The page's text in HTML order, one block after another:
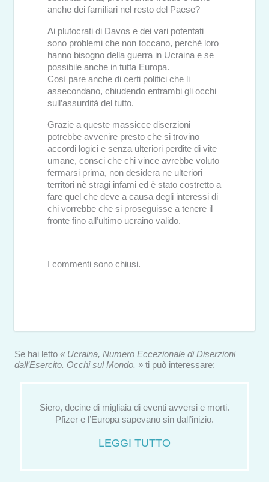
anche dei familiari nel resto del Paese?
Ai plutocrati di Davos e dei vari potentati
sono problemi che non toccano, perchè loro
hanno bisogno della guerra in Ucraina e se
possibile anche in tutta Europa.
Così pare anche di certi politici che li
assecondano, chiudendo entrambi gli occhi
sull’assurdità del tutto.
Grazie a queste massicce diserzioni
potrebbe avvenire presto che si trovino
accordi logici e senza ulteriori perdite di vite
umane, consci che chi vince avrebbe voluto
fermarsi prima, non desidera ne ulteriori
territori nè stragi infami ed è stato costretto a
fare quel che deve a causa degli interessi di
chi vorrebbe che si proseguisse a tenere il
fronte fino all’ultimo ucraino valido.
I commenti sono chiusi.
Se hai letto « Ucraina, Numero Eccezionale di Diserzioni
dall’Esercito. Occhi sul Mondo. » ti può interessare:
Siero, decine di migliaia di eventi avversi e morti.
Pfizer e l’Europa sapevano sin dall’inizio.
LEGGI TUTTO